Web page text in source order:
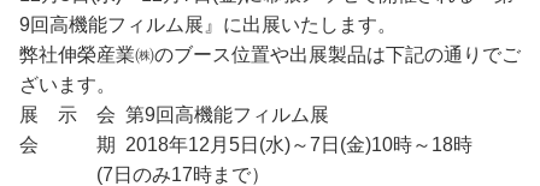
9回高機能フィルム展』に出展いたします。
弊社伸榮産業㈱のブース位置や出展製品は下記の通りでご
ざいます。
展 示 会 第9回高機能フィルム展
会 期 2018年12月5日(水)～7日(金)10時～18時
(7日のみ17時まで）